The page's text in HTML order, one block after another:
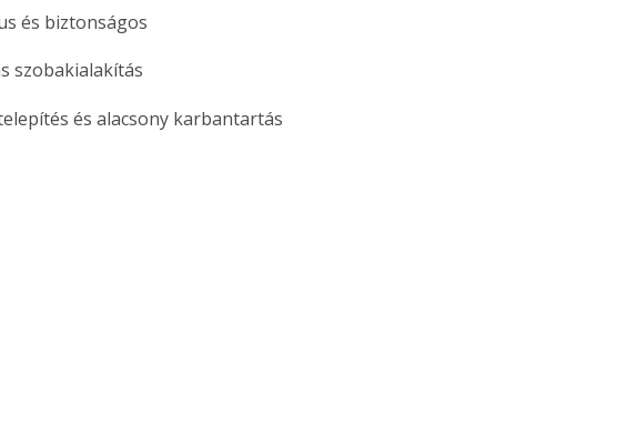
és biztonságos
szobakialakítás
és alacsony karbantartás